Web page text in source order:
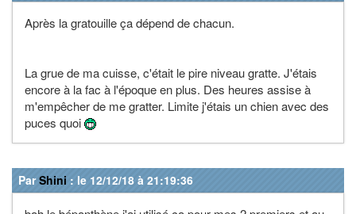
Après la gratouille ça dépend de chacun.
La grue de ma cuisse, c'était le pire niveau gratte. J'étais
encore à la fac à l'époque en plus. Des heures assise à
m'empêcher de me gratter. Limite j'étais un chien avec des
puces quoi
ParShini : le 12/12/18 à 21:19:36